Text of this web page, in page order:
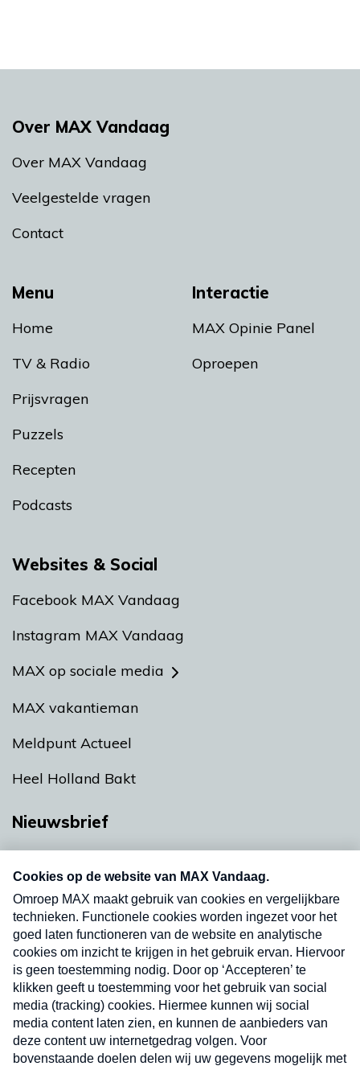
Menu
Home
TV & Radio
Prijsvragen
Puzzels
Recepten
Podcasts
Interactie
MAX Opinie Panel
Oproepen
Over MAX Vandaag
Over MAX Vandaag
Veelgestelde vragen
Contact
Websites & Social
Facebook MAX Vandaag
Instagram MAX Vandaag
MAX op sociale media
MAX vakantieman
Meldpunt Actueel
Heel Holland Bakt
Nieuwsbrief
nieuwsbrief. Elke vrijdag- en dinsdagochtend in
uw mailbox.
Verzend